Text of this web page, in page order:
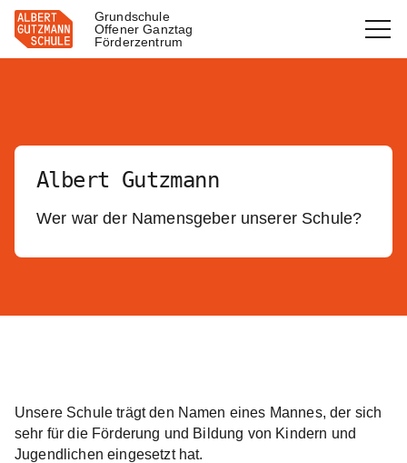
Grundschule
Offener Ganztag
Förderzentrum
Albert Gutzmann
Wer war der Namensgeber unserer Schule?
Unsere Schule trägt den Namen eines Mannes, der sich
sehr für die Förderung und Bildung von Kindern und
Jugendlichen eingesetzt hat.